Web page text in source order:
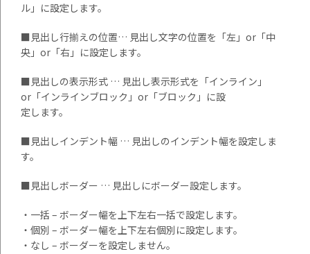
ル」に設定します。
■見出し行揃えの位置… 見出し文字の位置を「左」or「中
央」or「右」に設定します。
■見出しの表示形式 … 見出し表示形式を「インライン」
or「インラインブロック」or「ブロック」に設
定します。
■見出しインデント幅 … 見出しのインデント幅を設定しま
す。
■見出しボーダー … 見出しにボーダー設定します。
・一括 – ボーダー幅を上下左右一括で設定します。
・個別 – ボーダー幅を上下左右個別に設定します。
・なし – ボーダーを設定しません。